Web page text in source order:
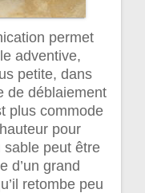
permet
adventive,
petite, dans
de déblaiement
plus commode
pour
sable peut être
d’un grand
retombe peu